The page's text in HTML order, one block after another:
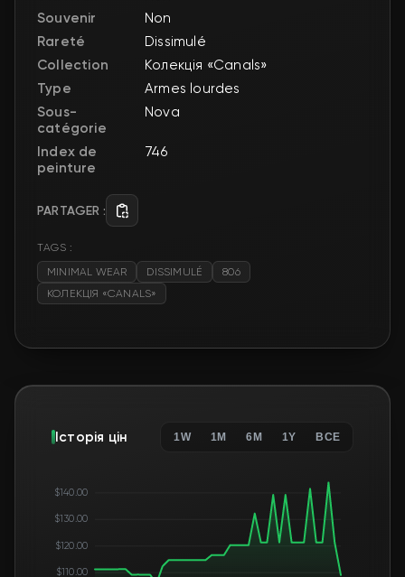
Souvenir
Non
Rareté
Dissimulé
Collection
Колекція «Canals»
Type
Armes lourdes
Sous-
catégorie
Nova
Index de
peinture
746
PARTAGER :
TAGS :
MINIMAL WEAR
DISSIMULÉ
806
КОЛЕКЦІЯ «CANALS»
Історія цін 1W 1M 6M 1Y ВСЕ
$110.00
$120.00
$130.00
$140.00